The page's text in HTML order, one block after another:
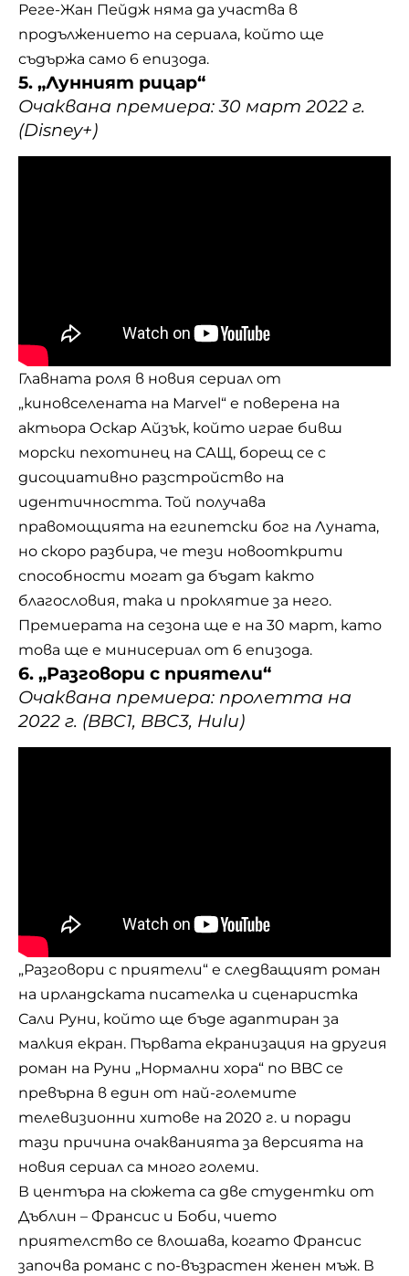
Реге-Жан Пейдж няма да участва в
продължението на сериала, който ще
съдържа само 6 епизода.
5. „Лунният рицар“
Очаквана премиера: 30 март 2022 г.
(Disney+)
Главната роля в новия сериал от
„киновселената на Marvel“ е поверена на
актьора Оскар Айзък, който играе бивш
морски пехотинец на САЩ, борещ се с
дисоциативно разстройство на
идентичността. Той получава
правомощията на египетски бог на Луната,
но скоро разбира, че тези новооткрити
способности могат да бъдат както
благословия, така и проклятие за него.
Премиерата на сезона ще е на 30 март, като
това ще е минисериал от 6 епизода.
6. „Разговори с приятели“
Очаквана премиера: пролеттa на
2022 г. (BBC1, BBC3, Hulu)
„Разговори с приятели“ е следващият роман
на ирландската писателка и сценаристка
Сали Руни, който ще бъде адаптиран за
малкия екран. Първата екранизация на другия
роман на Руни „Нормални хора“ по BBC се
превърна в един от най-големите
телевизионни хитове на 2020 г. и поради
тази причина очакванията за версията на
новия сериал са много големи.
В центъра на сюжета са две студентки от
Дъблин – Франсис и Боби, чието
приятелство се влошава, когато Франсис
започва романс с по-възрастен женен мъж. В